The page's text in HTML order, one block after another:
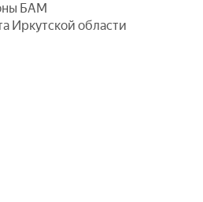
БАМ
Иркутской области